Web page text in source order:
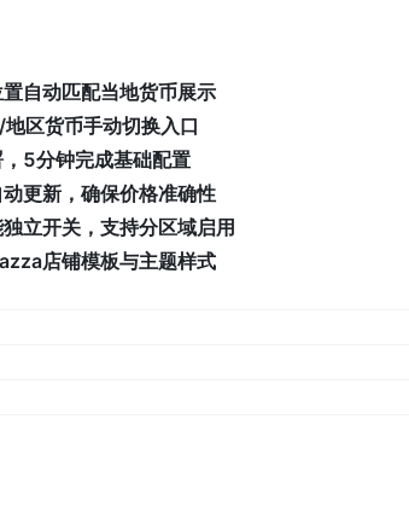
自动匹配当地货币展示
区货币手动切换入口
5分钟完成基础配置
更新，确保价格准确性
立开关，支持分区域启用
店铺模板与主题样式